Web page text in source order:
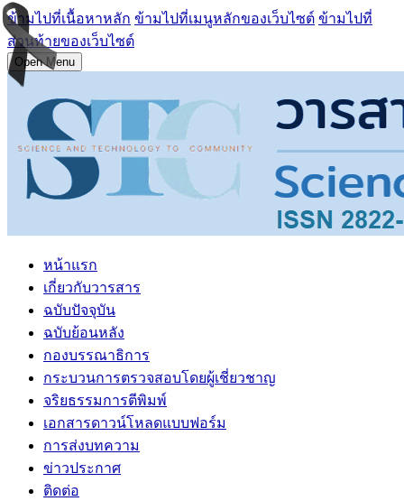
ข้ามไปที่เนื้อหาหลัก ข้ามไปที่เมนูหลักของเว็บไซต์ ข้ามไปที่
ส่วนท้ายของเว็บไซต์
Open Menu
หน้าแรก
เกี่ยวกับวารสาร
ฉบับปัจจุบัน
ฉบับย้อนหลัง
กองบรรณาธิการ
กระบวนการตรวจสอบโดยผู้เชี่ยวชาญ
จริยธรรมการตีพิมพ์
เอกสารดาวน์โหลดแบบฟอร์ม
การส่งบทความ
ข่าวประกาศ
ติดต่อ